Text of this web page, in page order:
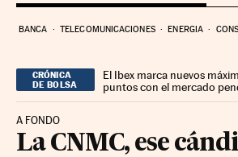
BANCA TELECOMUNICACIONES ENERGIA
CRÓNICA
DE BOLSA
El Ibex marca nuevos
puntos con el mercado
A FONDO
La CNMC, ese